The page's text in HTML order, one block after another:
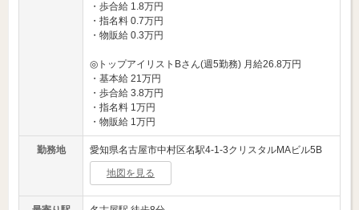
・歩合給 1.8万円
・指名料 0.7万円
・物販給 0.3万円
◎トップアイリストBさん(週5勤務) 月給26.8万円
・基本給 21万円
・歩合給 3.8万円
・指名料 1万円
・物販給 1万円
勤務地 愛知県名古屋市中村区名駅4-1-3クリスタルMAビル5B
地図を見る